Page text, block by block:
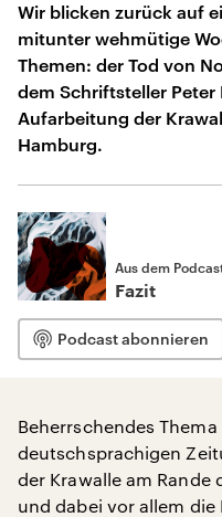
Wir blicken zurück auf
mitunter wehmütige
Themen: der Tod von
dem Schriftsteller Peter
Aufarbeitung der
Hamburg.
Aus dem
Fazit
Podcast abonnieren
Beherrschendes
deutschsprachigen
der Krawalle am Rande
und dabei vor allem die